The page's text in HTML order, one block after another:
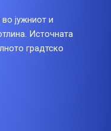
јужниот и
Источната
градтско